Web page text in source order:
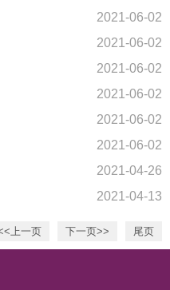
2021-06-02
2021-06-02
2021-06-02
2021-06-02
2021-06-02
2021-06-02
2021-04-26
2021-04-13
上一页 下一页>> 尾页